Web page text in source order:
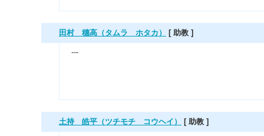
田村 穗高（タムラ ホタカ） [ 助教 ]
---
土持 皓平（ツチモチ コウヘイ） [ 助教 ]